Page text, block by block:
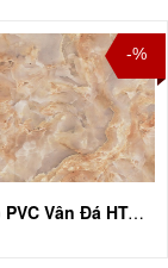
-%
Tấm Ốp PVC Vân Đá HT-A009